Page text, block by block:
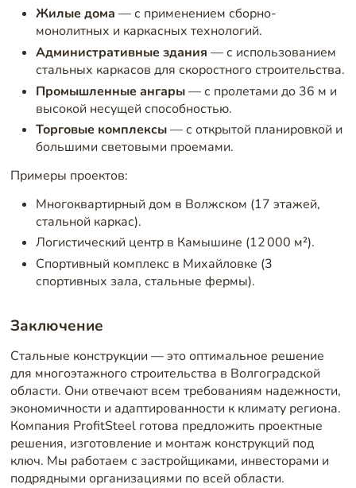
Жилые дома — с применением сборно-
монолитных и каркасных технологий.
Административные здания — с использованием
стальных каркасов для скоростного строительства.
Промышленные ангары— с пролетами до 36 м и
высокой несущей способностью.
Торговые комплексы— с открытой планировкой и
большими световыми проемами.
Примеры проектов:
Многоквартирный дом в Волжском (17 этажей,
стальной каркас).
Логистический центр в Камышине (12 000 м²).
Спортивный комплекс в Михайловке (3
спортивных зала, стальные фермы).
Заключение
Стальные конструкции — это оптимальное решение
для многоэтажного строительства в Волгоградской
области. Они отвечают всем требованиям надежности,
экономичности и адаптированности к климату региона.
Компания ProfitSteel готова предложить проектные
решения, изготовление и монтаж конструкций под
ключ. Мы работаем с застройщиками, инвесторами и
подрядными организациями по всей области.